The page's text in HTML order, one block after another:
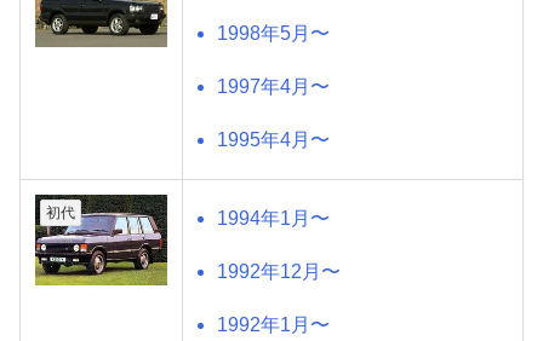
1998年5月〜
1997年4月〜
1995年4月〜
初代 1994年1月〜
1992年12月〜
1992年1月〜